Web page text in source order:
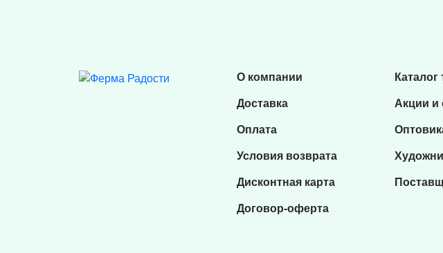
О компании
Доставка
Оплата
Условия возврата
Дисконтная карта
Договор-оферта
Акции и